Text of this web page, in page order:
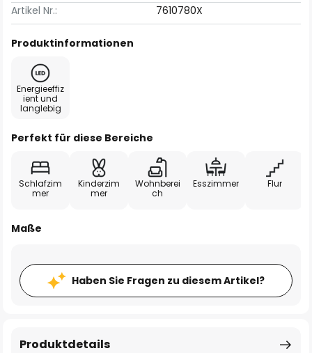
Artikel Nr.:
7610780X
Produktinformationen
Energieeffiz
ient und
langlebig
Perfekt für diese Bereiche
Schlafzim
mer
Kinderzim
mer
Wohnberei
ch
Esszimmer Flur
Maße
Haben Sie Fragen zu diesem Artikel?
Produktdetails